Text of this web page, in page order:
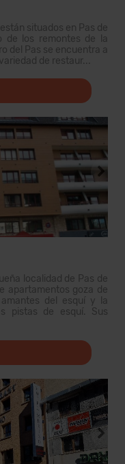
situados en Pas de
de los remontes de la
del Pas se encuentra a
de restaur...
localidad de Pas de
apartamentos goza de
del esquí y la
pistas de esquí. Sus